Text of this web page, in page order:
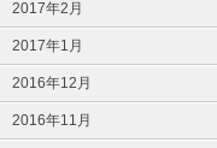
2017年2月
2017年1月
2016年12月
2016年11月